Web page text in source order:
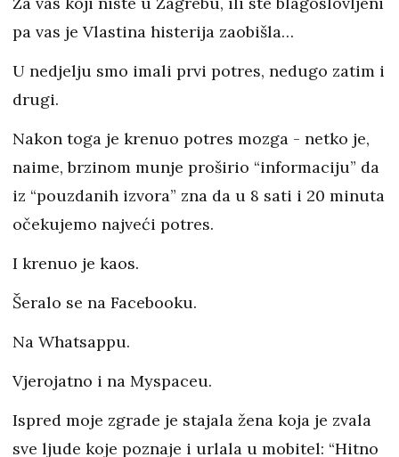
pa vas je Vlastina histerija zaobišla…
U nedjelju smo imali prvi potres, nedugo zatim i
drugi.
Nakon toga je krenuo potres mozga - netko je,
naime, brzinom munje proširio “informaciju” da
iz “pouzdanih izvora” zna da u 8 sati i 20 minuta
očekujemo najveći potres.
I krenuo je kaos.
Šeralo se na Facebooku.
Na Whatsappu.
Vjerojatno i na Myspaceu.
Ispred moje zgrade je stajala žena koja je zvala
sve ljude koje poznaje i urlala u mobitel: “Hitno